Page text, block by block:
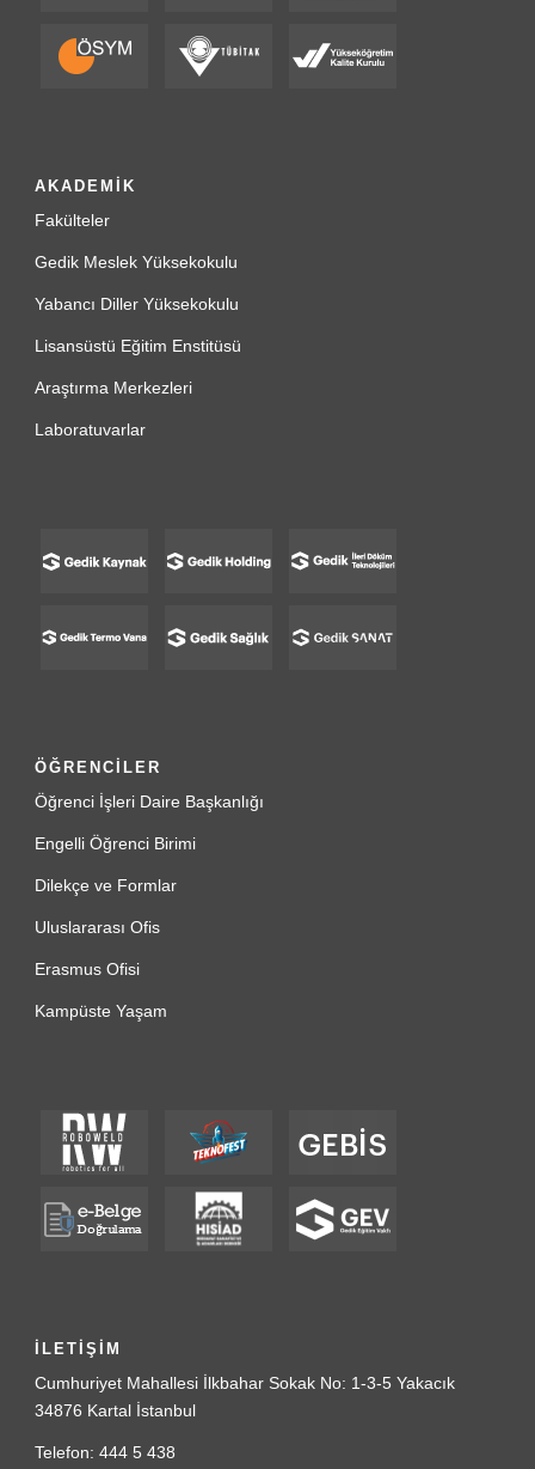
AKADEMİK
Fakülteler
Gedik Meslek Yüksekokulu
Yabancı Diller Yüksekokulu
Lisansüstü Eğitim Enstitüsü
Araştırma Merkezleri
Laboratuvarlar
ÖĞRENCİLER
Öğrenci İşleri Daire Başkanlığı
Engelli Öğrenci Birimi
Dilekçe ve Formlar
Uluslararası Ofis
Erasmus Ofisi
Kampüste Yaşam
İLETİŞİM
Cumhuriyet Mahallesi İlkbahar Sokak No: 1-3-5 Yakacık
34876 Kartal İstanbul
Telefon: 444 5 438